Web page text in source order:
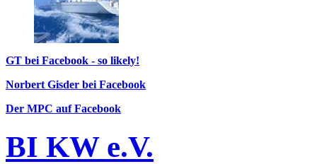
GT bei Facebook - so likely!
Norbert Gisder bei Facebook
Der MPC auf Facebook
BI KW e.V.